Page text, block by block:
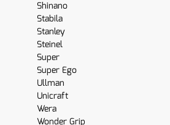
Shinano
Stabila
Stanley
Steinel
Super
Super Ego
Ullman
Unicraft
Wera
Wonder Grip